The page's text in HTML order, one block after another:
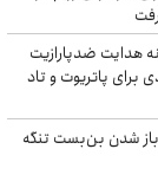
هدایت ضدپارازیت
پاتریوت و تاد
باز شدن بن‌بست تنگه